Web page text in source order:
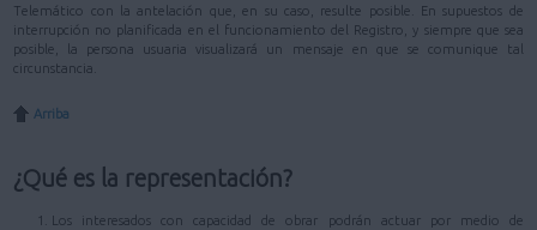
Telemático con la antelación que, en su caso, resulte posible. En supuestos de
interrupción no planificada en el funcionamiento del Registro, y siempre que sea
posible, la persona usuaria visualizará un mensaje en que se comunique tal
circunstancia.
Arriba
¿Qué es la representación?
Los interesados con capacidad de obrar podrán actuar por medio de